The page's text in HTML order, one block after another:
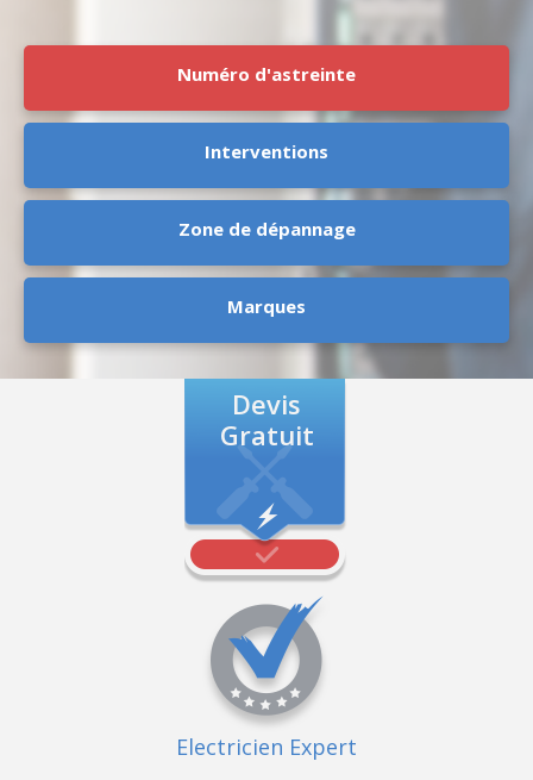
Numéro d'astreinte
Interventions
Zone de dépannage
Marques
Devis
Gratuit
Electricien Expert